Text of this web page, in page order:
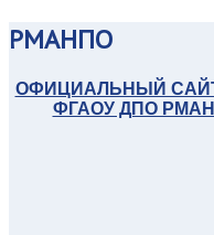
РМАНПО
ОФИЦИАЛЬНЫЙ
ФГАОУ ДПО